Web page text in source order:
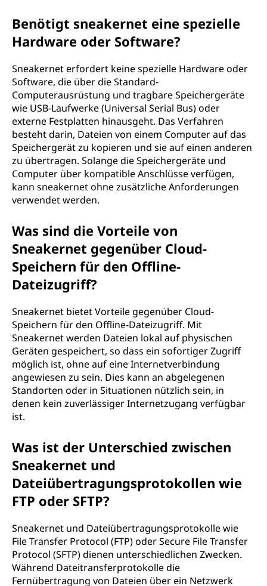
Benötigt sneakernet eine spezielle
Hardware oder Software?
Sneakernet erfordert keine spezielle Hardware oder
Software, die über die Standard-
Computerausrüstung und tragbare Speichergeräte
wie USB-Laufwerke (Universal Serial Bus) oder
externe Festplatten hinausgeht. Das Verfahren
besteht darin, Dateien von einem Computer auf das
Speichergerät zu kopieren und sie auf einen anderen
zu übertragen. Solange die Speichergeräte und
Computer über kompatible Anschlüsse verfügen,
kann sneakernet ohne zusätzliche Anforderungen
verwendet werden.
Was sind die Vorteile von
Sneakernet gegenüber Cloud-
Speichern für den Offline-
Dateizugriff?
Sneakernet bietet Vorteile gegenüber Cloud-
Speichern für den Offline-Dateizugriff. Mit
Sneakernet werden Dateien lokal auf physischen
Geräten gespeichert, so dass ein sofortiger Zugriff
möglich ist, ohne auf eine Internetverbindung
angewiesen zu sein. Dies kann an abgelegenen
Standorten oder in Situationen nützlich sein, in
denen kein zuverlässiger Internetzugang verfügbar
ist.
Was ist der Unterschied zwischen
Sneakernet und
Dateiübertragungsprotokollen wie
FTP oder SFTP?
Sneakernet und Dateiübertragungsprotokolle wie
File Transfer Protocol (FTP) oder Secure File Transfer
Protocol (SFTP) dienen unterschiedlichen Zwecken.
Während Dateitransferprotokolle die
Fernübertragung von Dateien über ein Netzwerk